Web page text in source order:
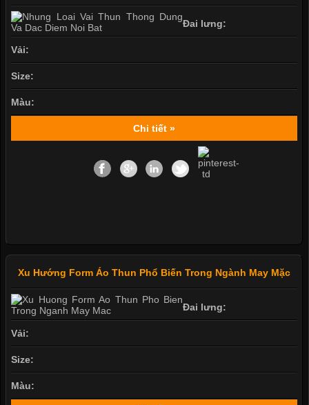
Đai lưng:
Vải:
Size:
Màu:
Chi tiết »
Xu Hướng Form Áo Thun Phổ Biến Trong Ngành May Mặc
Đai lưng:
Vải:
Size:
Màu: